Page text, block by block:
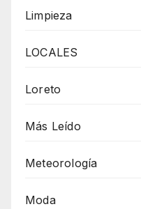
Limpieza
LOCALES
Loreto
Más Leído
Meteorología
Moda